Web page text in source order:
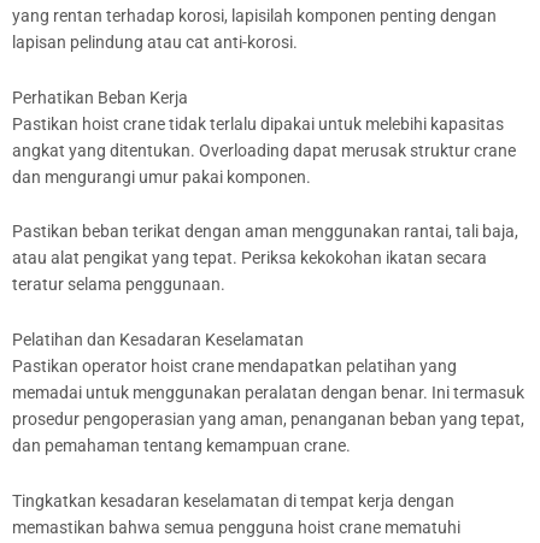
yang rentan terhadap korosi, lapisilah komponen penting dengan
lapisan pelindung atau cat anti-korosi.
Perhatikan Beban Kerja
Pastikan hoist crane tidak terlalu dipakai untuk melebihi kapasitas
angkat yang ditentukan. Overloading dapat merusak struktur crane
dan mengurangi umur pakai komponen.
Pastikan beban terikat dengan aman menggunakan rantai, tali baja,
atau alat pengikat yang tepat. Periksa kekokohan ikatan secara
teratur selama penggunaan.
Pelatihan dan Kesadaran Keselamatan
Pastikan operator hoist crane mendapatkan pelatihan yang
memadai untuk menggunakan peralatan dengan benar. Ini termasuk
prosedur pengoperasian yang aman, penanganan beban yang tepat,
dan pemahaman tentang kemampuan crane.
Tingkatkan kesadaran keselamatan di tempat kerja dengan
memastikan bahwa semua pengguna hoist crane mematuhi